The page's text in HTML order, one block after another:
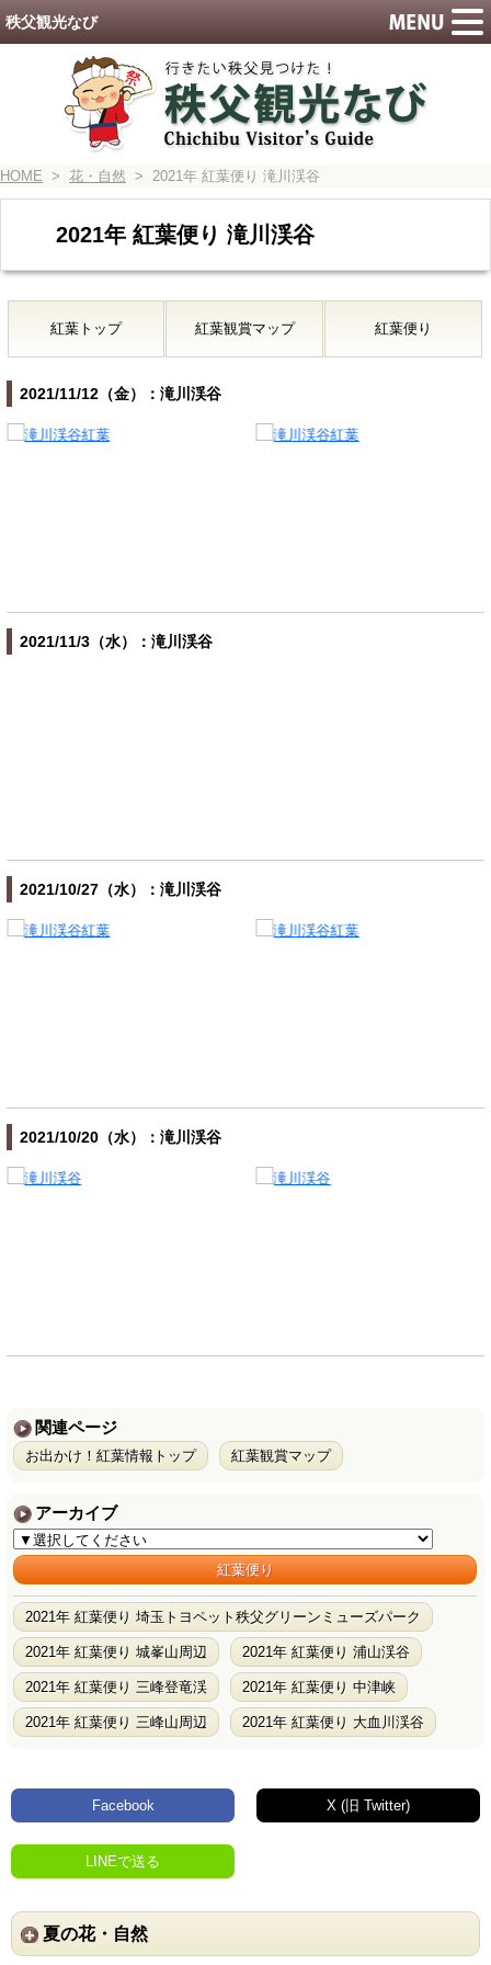
HOME > 花・自然 > 2021年 紅葉便り 滝川渓谷
2021年 紅葉便り 滝川渓谷
紅葉トップ 紅葉観賞マップ 紅葉便り
2021/11/12（金）：滝川渓谷
2021/11/3（水）：滝川渓谷
2021/10/27（水）：滝川渓谷
2021/10/20（水）：滝川渓谷
関連ページ
お出かけ！紅葉情報トップ 紅葉観賞マップ
アーカイブ
紅葉便り
2021年 紅葉便り 埼玉トヨペット秩父グリーンミューズパーク
2021年 紅葉便り 城峯山周辺 2021年 紅葉便り 浦山渓谷
2021年 紅葉便り 三峰登竜渓 2021年 紅葉便り 中津峡
2021年 紅葉便り 三峰山周辺 2021年 紅葉便り 大血川渓谷
Facebook X (旧 Twitter)
LINEで送る
夏の花・自然
秩父観光なび